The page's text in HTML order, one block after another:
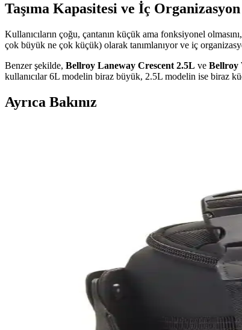
Taşıma Kapasitesi ve İç Organizasyon
Kullanıcıların çoğu, çantanın küçük ama fonksiyonel
çok büyük ne çok küçük) olarak tanımlanıyor ve iç
Benzer şekilde, Bellroy Laneway Crescent 2.5L ve Bellroy
kullanıcılar 6L modelin biraz büyük, 2.5L modelin ise biraz
Ayrıca Bakınız
Nanobag Sling ve benzeri katlanabilir çantalar, seyahat ve
Havalimanı Seyahatleri İçin En Uygun Sling
Havalimanı seyahatlerinde kullanıma uygun sling ve
Peak Designs Everyday 10L Sling ve Thule
Peak Designs Everyday 10L sling ve Thule Aion 40L sırt
Erkekler İçin Fonksiyonel ve Kompakt Sling
Erkekler için telefon, cüzdan ve eşyaları rahat taşıyan